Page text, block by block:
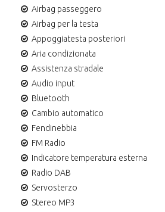
Airbag passeggero
Airbag per la testa
Appoggiatesta posteriori
Aria condizionata
Assistenza stradale
Audio input
Bluetooth
Cambio automatico
Fendinebbia
FM Radio
Indicatore temperatura esterna
Radio DAB
Servosterzo
Stereo MP3